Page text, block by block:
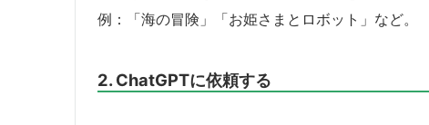
例：「海の冒険」「お姫さまとロボット」など。
2. ChatGPTに依頼する